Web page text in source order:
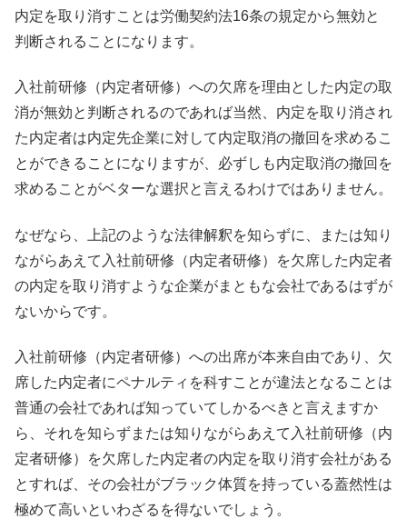
内定を取り消すことは労働契約法16条の規定から無効と
判断されることになります。
入社前研修（内定者研修）への欠席を理由とした内定の取
消が無効と判断されるのであれば当然、内定を取り消され
た内定者は内定先企業に対して内定取消の撤回を求めるこ
とができることになりますが、必ずしも内定取消の撤回を
求めることがベターな選択と言えるわけではありません。
なぜなら、上記のような法律解釈を知らずに、または知り
ながらあえて入社前研修（内定者研修）を欠席した内定者
の内定を取り消すような企業がまともな会社であるはずが
ないからです。
入社前研修（内定者研修）への出席が本来自由であり、欠
席した内定者にペナルティを科すことが違法となることは
普通の会社であれば知っていてしかるべきと言えますか
ら、それを知らずまたは知りながらあえて入社前研修（内
定者研修）を欠席した内定者の内定を取り消す会社がある
とすれば、その会社がブラック体質を持っている蓋然性は
極めて高いといわざるを得ないでしょう。